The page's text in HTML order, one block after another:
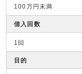
100万円未満
借入回数
1回
目的